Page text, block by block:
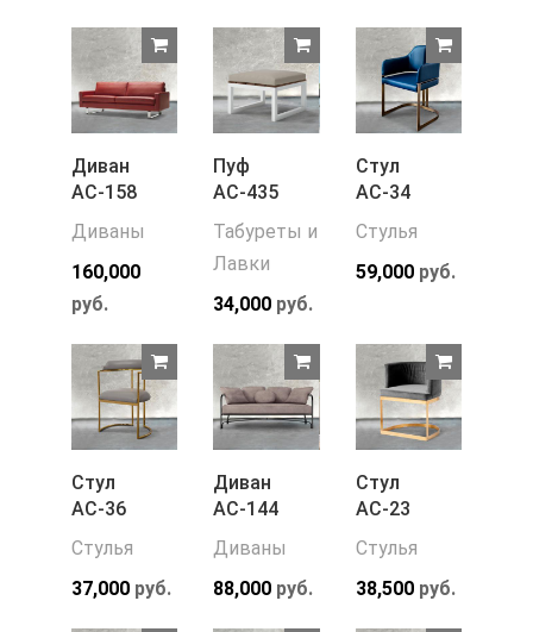
Диван
АС-158
Диваны
160,000
руб.
Пуф
АС-435
Табуреты и
Лавки
34,000 руб.
Стул
АС-34
Стулья
59,000руб.
Стул
АС-36
Стулья
37,000 руб.
Диван
АС-144
Диваны
88,000 руб.
Стул
АС-23
Стулья
38,500руб.